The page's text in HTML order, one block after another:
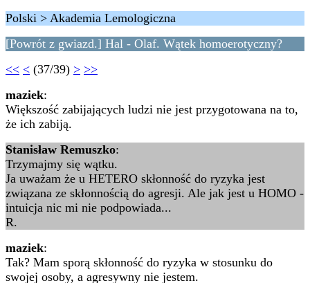
Polski > Akademia Lemologiczna
[Powrót z gwiazd.] Hal - Olaf. Wątek homoerotyczny?
<< < (37/39) > >>
maziek:
Większość zabijających ludzi nie jest przygotowana na to,
że ich zabiją.
Stanisław Remuszko:
Trzymajmy się wątku.
Ja uważam że u HETERO skłonność do ryzyka jest
związana ze skłonnością do agresji. Ale jak jest u HOMO -
intuicja nic mi nie podpowiada...
R.
maziek:
Tak? Mam sporą skłonność do ryzyka w stosunku do
swojej osoby, a agresywny nie jestem.